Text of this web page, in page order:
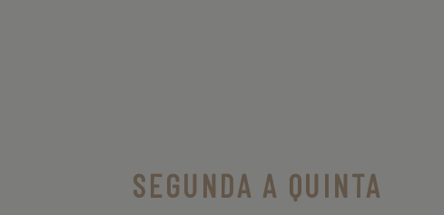
SEGUNDA A QUINTA